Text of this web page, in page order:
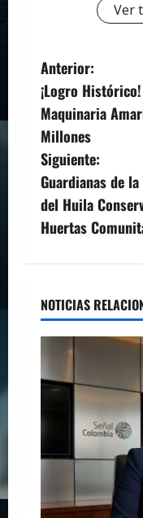
Ver
N
a
v
e
g
a
i
ó
n
d
e
e
Anterior:
¡Logro
Maquinaria
Millones
Siguiente:
Guardianas de
del Huila
Huertas
NOTICIAS